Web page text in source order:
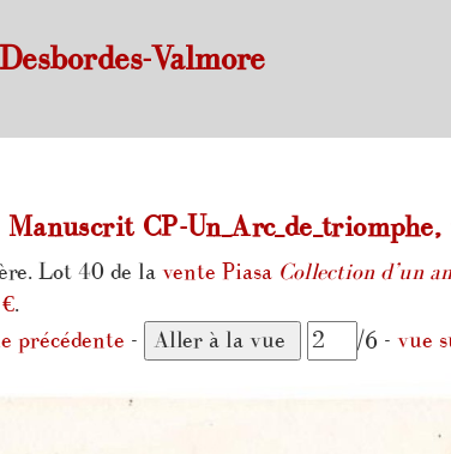
Valmore
Manuscrit CP-
Lot 40 de la vente Piasa Collection d’un
.
précédente - /6 - vue